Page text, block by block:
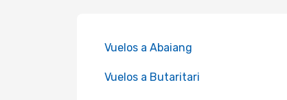
Vuelos a Abaiang
Vuelos a Butaritari